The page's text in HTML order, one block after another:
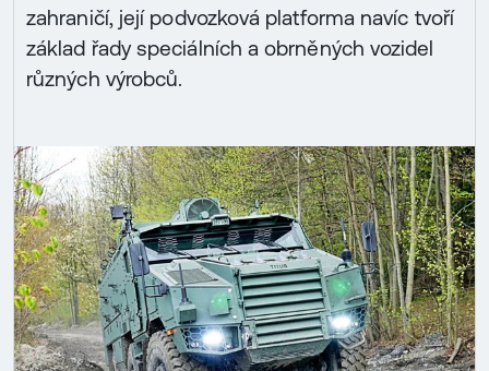
zahraničí, její podvozková platforma navíc tvoří
základ řady speciálních a obrněných vozidel
různých výrobců.